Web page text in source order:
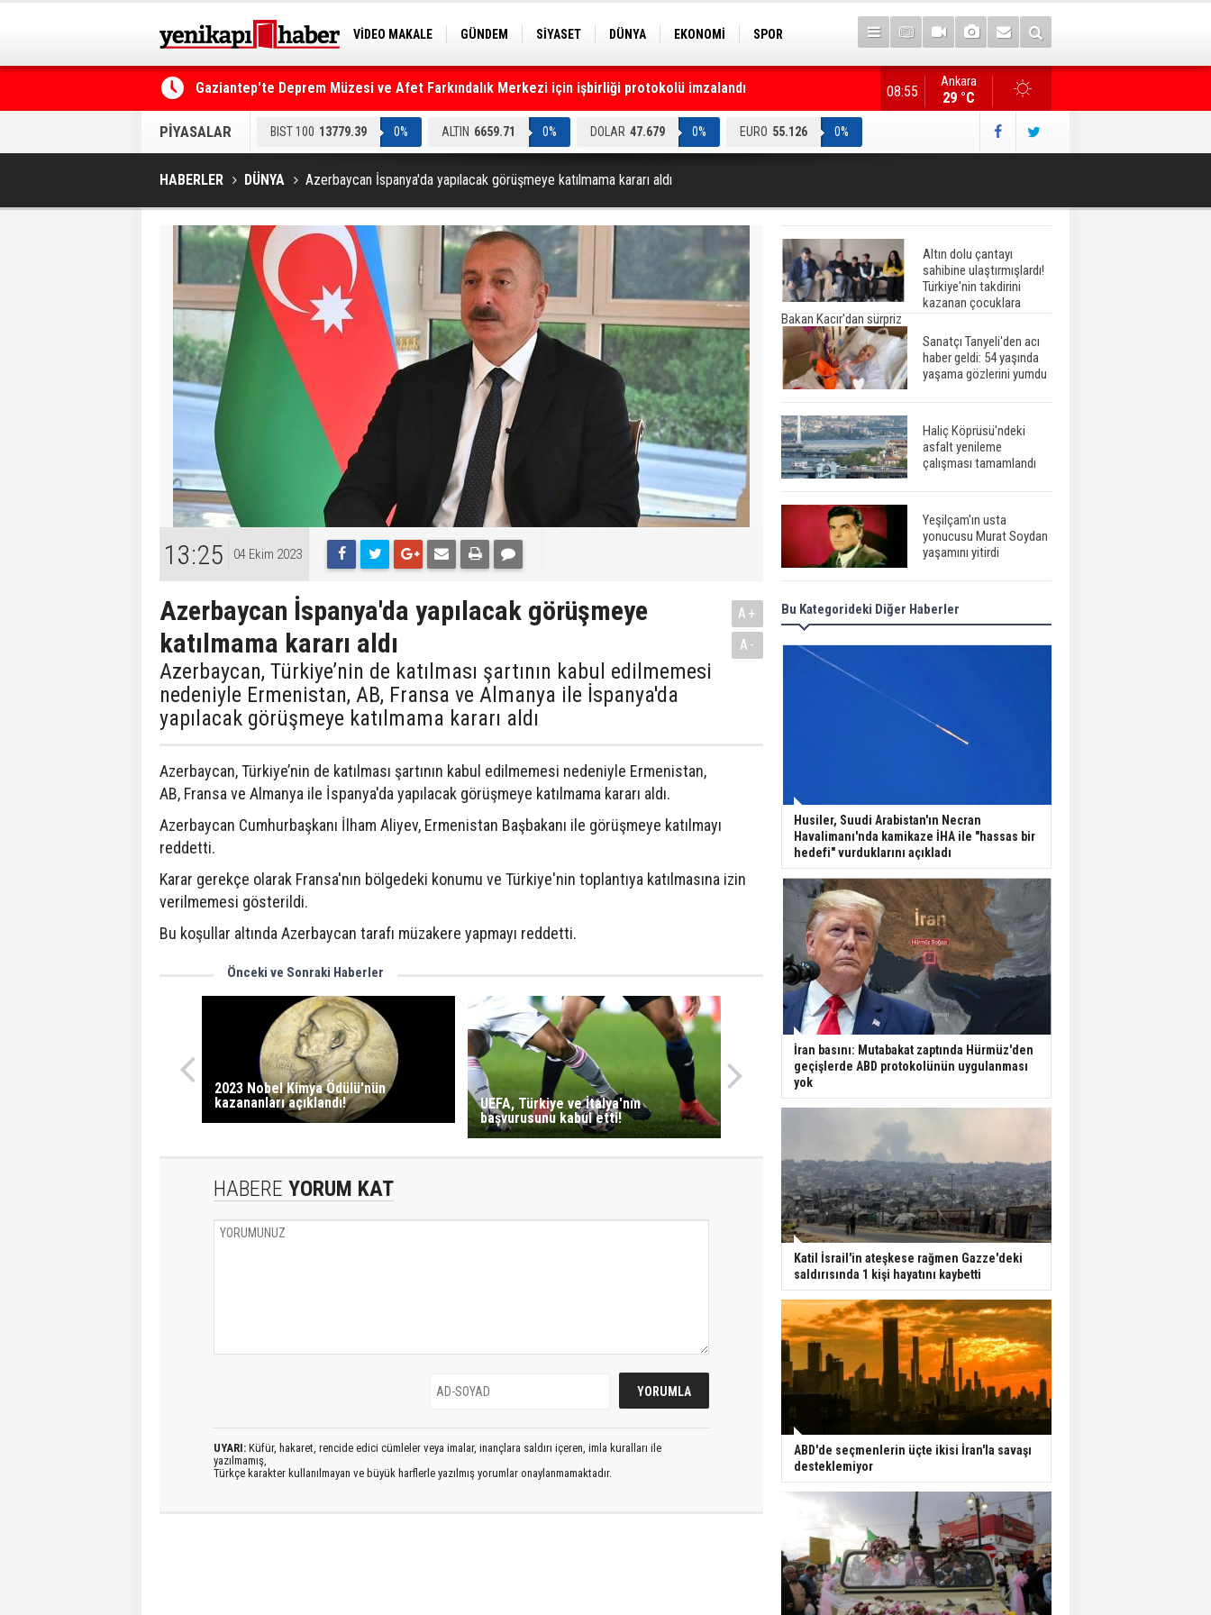
VİDEO MAKALE GÜNDEM SİYASET DÜNYA EKONOMİ
SPOR
Gaziantep'te Deprem Müzesi ve Afet Farkındalık Merkezi için işbirliği protokolü imzalandı Resmi Gazete'de Bugün
Ankara
29 °C
08:55
PİYASALAR BIST 100 13779.39 0% ALTIN 6659.71 0% DOLAR 47.679 0% EURO 55.126 0%
HABERLER DÜNYA Azerbaycan İspanya'da yapılacak görüşmeye katılmama kararı aldı
13:25 04 Ekim 2023
Azerbaycan İspanya'da yapılacak görüşmeye
katılmama kararı aldı
Azerbaycan, Türkiye’nin de katılması şartının kabul edilmemesi
nedeniyle Ermenistan, AB, Fransa ve Almanya ile İspanya'da
yapılacak görüşmeye katılmama kararı aldı
A+
A-
Azerbaycan, Türkiye’nin de katılması şartının kabul edilmemesi nedeniyle Ermenistan,
AB, Fransa ve Almanya ile İspanya'da yapılacak görüşmeye katılmama kararı aldı.
Azerbaycan Cumhurbaşkanı İlham Aliyev, Ermenistan Başbakanı ile görüşmeye katılmayı
reddetti.
Karar gerekçe olarak Fransa'nın bölgedeki konumu ve Türkiye'nin toplantıya katılmasına izin
verilmemesi gösterildi.
Bu koşullar altında Azerbaycan tarafı müzakere yapmayı reddetti.
Önceki ve Sonraki Haberler
2023 Nobel Kimya Ödülü'nün
kazananları açıklandı!
UEFA, Türkiye ve İtalya'nın
başvurusunu kabul etti!
HABERE YORUM KAT
UYARI: Küfür, hakaret, rencide edici cümleler veya imalar, inançlara saldırı içeren, imla kuralları ile
yazılmamış,
Türkçe karakter kullanılmayan ve büyük harflerle yazılmış yorumlar onaylanmamaktadır.
Altın dolu çantayı
sahibine ulaştırmışlardı!
Türkiye'nin takdirini
kazanan çocuklara
Bakan Kacır'dan sürpriz
Sanatçı Tanyeli'den acı
haber geldi: 54 yaşında
yaşama gözlerini yumdu
Haliç Köprüsü'ndeki
asfalt yenileme
çalışması tamamlandı
Yeşilçam'ın usta
yonucusu Murat Soydan
yaşamını yitirdi
Meral Akşener ile
Müsavat Dervişoğlu
cenazede görüntülendi
gerçekleşiyor...
Dondurulmuş insanları
hayata döndürecek keşif
Ünlü türkücü Mahmut
Tuncer estetik
operasyon geçirdi: Son
hali gündem oldu
Yerli turist 229,7 milyar
lira seyahat harcaması
yaptı
Gazze'deki Sağlık
Bakanlığı duyurdu:
salgın vaka tespit edildi
Bu Kategorideki Diğer Haberler
Husiler, Suudi Arabistan'ın Necran
Havalimanı'nda kamikaze İHA ile "hassas bir
hedefi" vurduklarını açıkladı
İran basını: Mutabakat zaptında Hürmüz'den
geçişlerde ABD protokolünün uygulanması
yok
Katil İsrail'in ateşkese rağmen Gazze'deki
saldırısında 1 kişi hayatını kaybetti
ABD'de seçmenlerin üçte ikisi İran'la savaşı
desteklemiyor